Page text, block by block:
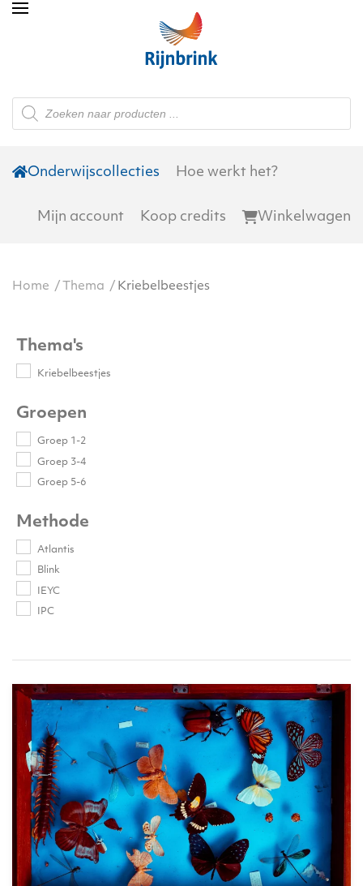
Skip to main content
Producten
zoeken
Onderwijscollecties Hoe werkt het?
Mijn account Koop credits Winkelwagen
Home Thema Kriebelbeestjes
Thema's
Kriebelbeestjes
Groepen
Groep 1-2
Groep 3-4
Groep 5-6
Methode
Atlantis
Blink
IEYC
IPC